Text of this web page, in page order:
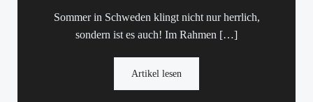
Sommer in Schweden klingt nicht nur herrlich,
sondern ist es auch! Im Rahmen […]
Artikel lesen